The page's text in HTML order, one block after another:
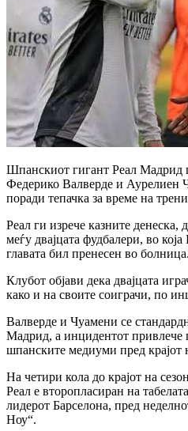
Шпанскиот гигант Реал Мадрид
Федерико Валверде и Аурелиен
поради тепачка за време на
Реал ги изрече казните денеска,
меѓу двајцата фудбалери, во
главата бил пренесен во болница.
Клубот објави дека двајцата
како и на своите соиграчи, по
Валверде и Чуамени се
Мадрид, а инцидентот привлече
шпанските медиуми пред крајот
На четири кола до крајот на
Реал е второпласиран на
лидерот Барселона, пред
Ноу“.